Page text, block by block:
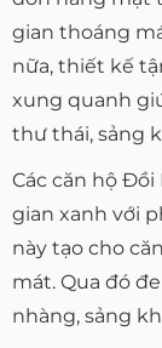
gian thoáng
nữa, thiết kế
xung quanh
thư thái, sảng
Các căn hộ
gian xanh với
này tạo cho
mát. Qua đó
nhàng, sảng